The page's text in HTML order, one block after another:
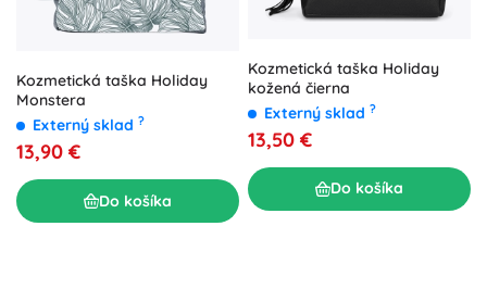
Kozmetická taška Holiday
Monstera
Externý sklad ?
13,90 €
Do košíka
Kozmetická taška Holiday
kožená čierna
Externý sklad ?
13,50 €
Do košíka